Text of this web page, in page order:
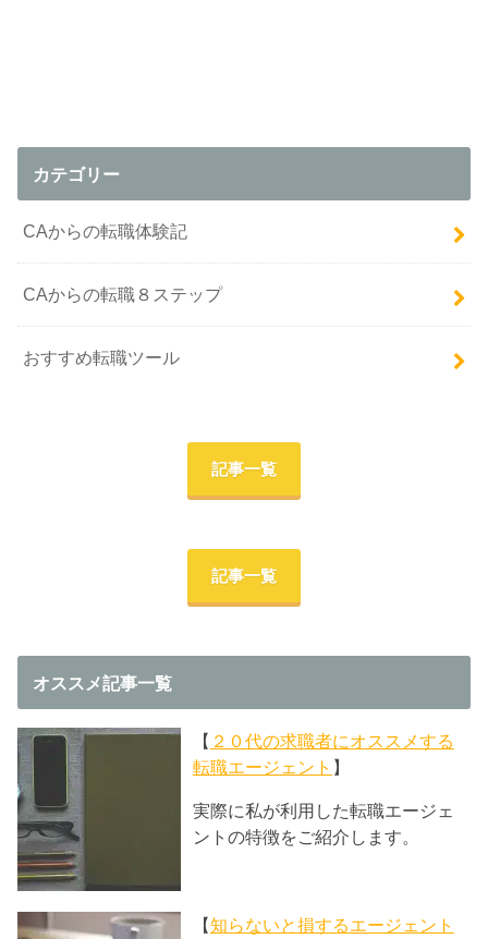
カテゴリー
CAからの転職体験記
CAからの転職８ステップ
おすすめ転職ツール
記事一覧
記事一覧
オススメ記事一覧
【 ２０代の求職者にオススメする
転職エージェント 】
実際に私が利用した転職エージェ
ントの特徴をご紹介します。
【知らないと損するエージェント